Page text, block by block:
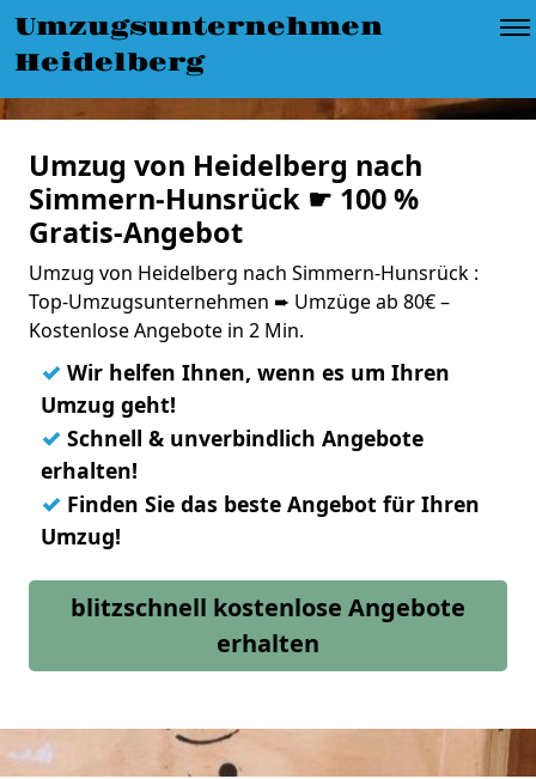
Umzugsunternehmen
Heidelberg
Umzug von Heidelberg nach
Simmern-Hunsrück ☛ 100 %
Gratis-Angebot
Umzug von Heidelberg nach Simmern-Hunsrück :
Top-Umzugsunternehmen ➨ Umzüge ab 80€ –
Kostenlose Angebote in 2 Min.
✓ Wir helfen Ihnen, wenn es um Ihren
Umzug geht!
✓ Schnell & unverbindlich Angebote
erhalten!
✓ Finden Sie das beste Angebot für Ihren
Umzug!
blitzschnell kostenlose Angebote
erhalten